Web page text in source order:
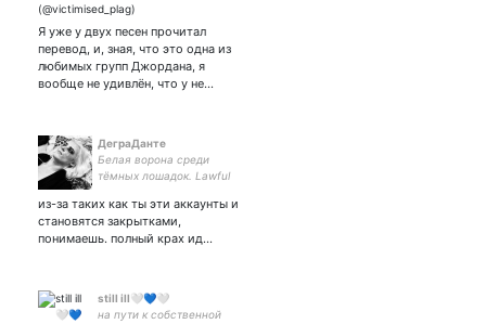
Я уже у двух песен прочитал
перевод, и, зная, что это одна из
любимых групп Джордана, я
вообще не удивлён, что у не…
ДеграДанте
Белая ворона среди
тёмных лошадок. Lawful
твой (без)духовный
наставник. ЛСИ | ISTJ |
ВЛЭФ 🖤
из-за таких как ты эти аккаунты и
становятся закрытками,
понимаешь. полный крах ид…
still ill🤍💙🤍
на пути к собственной